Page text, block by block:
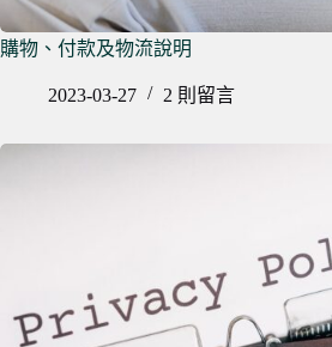
購物、付款及物流說明
2023-03-27 2 則留言